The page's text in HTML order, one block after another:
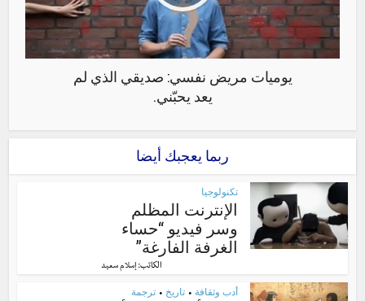
يوميات مريض نفسي: صديقي الذي لم
يعد يحبّني.
ربما يعجبك أيضا
تكنولوجيا
الإنترنت المظلم
وسر فيديو “حساء
الغرفة الفارغة”
الكاتب: إسلام سعيد
أدب وثقافة • تاريخ • ترجمة